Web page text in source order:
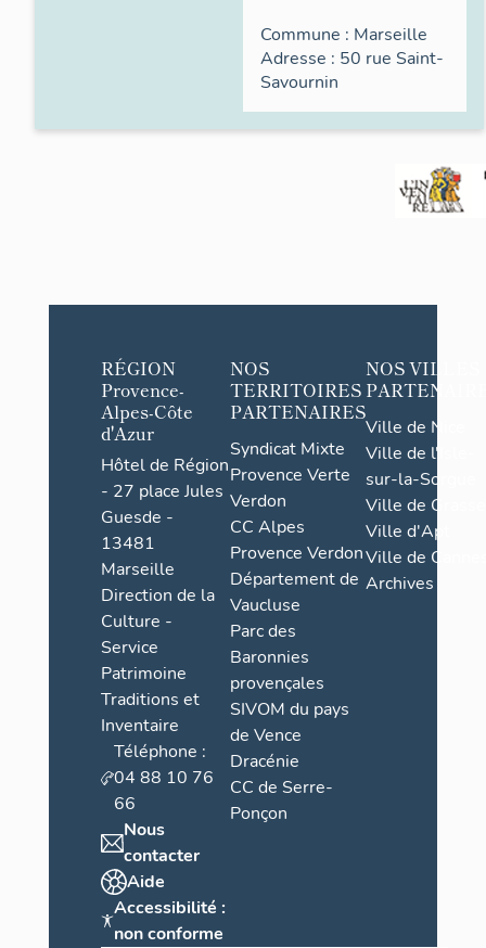
Commune : Marseille
Adresse : 50 rue Saint-
Savournin
RÉGION
Provence-
Alpes-Côte
d'Azur
Hôtel de Région
- 27 place Jules
Guesde -
13481
Marseille
Direction de la
Culture -
Service
Patrimoine
Traditions et
Inventaire
Téléphone :
04 88 10 76
66
Nous
contacter
Aide
Accessibilité :
non conforme
NOS
TERRITOIRES
PARTENAIRES
Syndicat Mixte
Provence Verte
Verdon
CC Alpes
Provence Verdon
Département de
Vaucluse
Parc des
Baronnies
provençales
SIVOM du pays
de Vence
Dracénie
CC de Serre-
Ponçon
NOS VILLES
Ville de Nice
Ville de l'Isle-
sur-la-Sorgue
Ville de Grasse
Ville d'Apt
Ville de
Archives